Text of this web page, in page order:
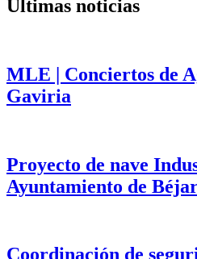
Últimas noticias
MLE | Conciertos de
Gaviria
Proyecto de nave
Ayuntamiento de
Coordinación de